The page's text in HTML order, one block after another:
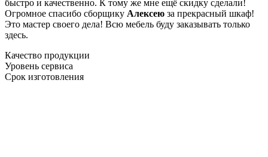
быстро и качественно. К тому же мне ещё скидку сделали!
Огромное спасибо сборщику Алексею за прекрасный шкаф!
Это мастер своего дела! Всю мебель буду заказывать только
здесь.
Качество продукции
Уровень сервиса
Срок изготовления